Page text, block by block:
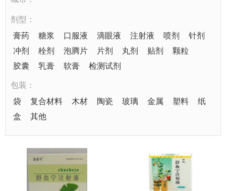
剂型：
膏药
糖浆 口服液 滴眼液 注射液 喷剂
针剂
冲剂
栓剂 泡腾片 片剂 丸剂 贴剂
颗粒
胶囊
乳膏 软膏 检测试剂
包装：
袋
复合材料 木材 陶瓷 玻璃 金属 塑料
纸
盒
其他